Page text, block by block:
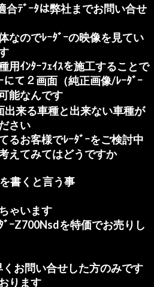
合ﾃﾞｰﾀは弊社までお問い合せ
なのでﾚｰﾀﾞｰの映像を見てい
用ｲﾝﾀｰﾌｪｲｽを施工することで
にて２画面（純正画像/ﾚｰﾀﾞｰ
能なんです
出来る車種と出来ない車種が
さい
るお客様でﾚｰﾀﾞｰをご検討中
えてみてはどうですか
書くと言う事
ゃいます
ﾞｰZ700Nsdを特価でお売りし
お問い合せした方のみです
ります